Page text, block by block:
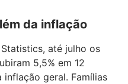
da inflação
até julho os
5,5% em 12
inflação geral. Famílias